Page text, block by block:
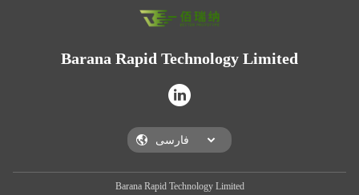
Barana Rapid Technology Limited
Barana Rapid Technology Limited